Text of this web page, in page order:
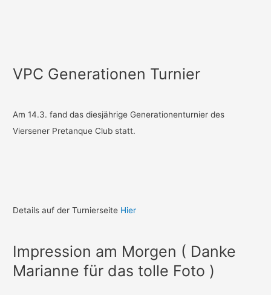
VPC Generationen Turnier
Am 14.3. fand das diesjährige Generationenturnier des
Viersener Pretanque Club statt.
Details auf der Turnierseite Hier
Impression am Morgen ( Danke
Marianne für das tolle Foto )